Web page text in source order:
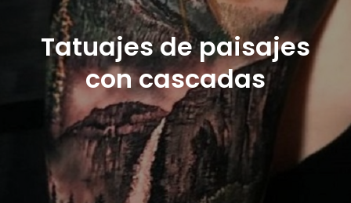
Tatuajes de paisajes
con cascadas